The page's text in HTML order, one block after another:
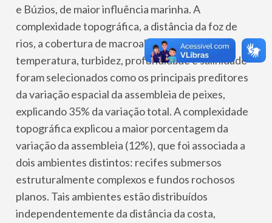
e Búzios, de maior influência marinha. A
complexidade topográfica, a distância da foz de
rios, a cobertura de macroalgas de dossel,
temperatura, turbidez, profundidade e salinidade
foram selecionados como os principais preditores
da variação espacial da assembleia de peixes,
explicando 35% da variação total. A complexidade
topográfica explicou a maior porcentagem da
variação da assembleia (12%), que foi associada a
dois ambientes distintos: recifes submersos
estruturalmente complexos e fundos rochosos
planos. Tais ambientes estão distribuídos
independentemente da distância da costa,